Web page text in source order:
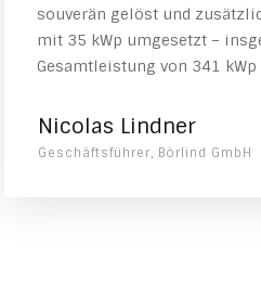
souverän gelöst und
mit 35 kWp umgesetzt –
Gesamtleistung von 341
Nicolas Lindner
Geschäftsführer, Börlind GmbH